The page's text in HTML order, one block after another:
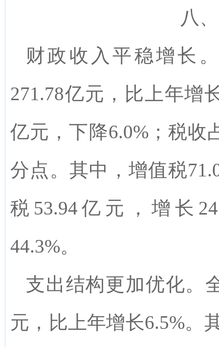
八、
财政收入平稳增长
271.78亿元，比上年增
亿元，下降6.0% ；税收
分点。其中，增值税
税 53.94 亿元，增长
44.3%。
支出结构更加优化。
元，比上年增长6.5%。